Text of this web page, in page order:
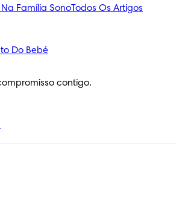
Família SonoTodos Os Artigos
Do Bebé
contigo.